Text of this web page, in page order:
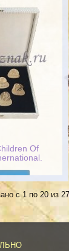
Of
с 1 по 20 из